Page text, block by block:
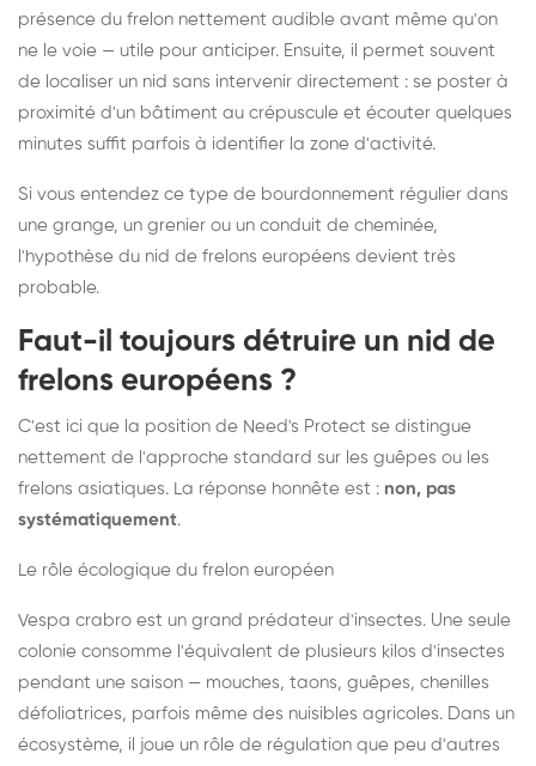
présence du frelon nettement audible avant même qu'on
ne le voie — utile pour anticiper. Ensuite, il permet souvent
de localiser un nid sans intervenir directement : se poster à
proximité d'un bâtiment au crépuscule et écouter quelques
minutes suffit parfois à identifier la zone d'activité.
Si vous entendez ce type de bourdonnement régulier dans
une grange, un grenier ou un conduit de cheminée,
l'hypothèse du nid de frelons européens devient très
probable.
Faut-il toujours détruire un nid de
frelons européens ?
C'est ici que la position de Need's Protect se distingue
nettement de l'approche standard sur les guêpes ou les
frelons asiatiques. La réponse honnête est : non, pas
systématiquement.
Le rôle écologique du frelon européen
Vespa crabro est un grand prédateur d'insectes. Une seule
colonie consomme l'équivalent de plusieurs kilos d'insectes
pendant une saison — mouches, taons, guêpes, chenilles
défoliatrices, parfois même des nuisibles agricoles. Dans un
écosystème, il joue un rôle de régulation que peu d'autres